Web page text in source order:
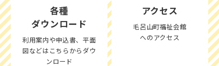
各種
ダウンロード
利用案内や申込書、平面
図などはこちらからダウ
ンロード
アクセス
毛呂山町福祉会館
へのアクセス